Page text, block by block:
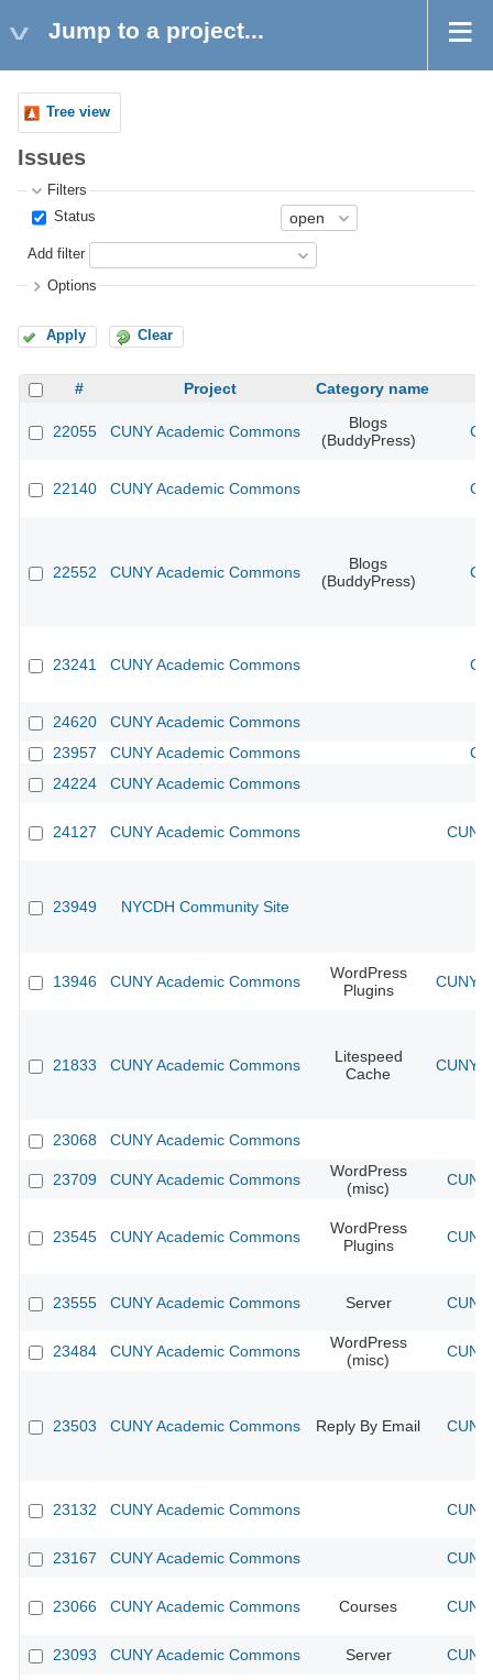
Jump to a project...
Tree view
Issues
Filters
Status
Add filter
Options
Apply Clear
# Project Category name
22055 CUNY Academic Commons
Blogs
(BuddyPress)
22140 CUNY Academic Commons
22552 CUNY Academic Commons
Blogs
(BuddyPress)
23241 CUNY Academic Commons
24620
CUNY Academic Commons
23957
CUNY Academic Commons
24224
CUNY Academic Commons
24127 CUNY Academic Commons
23949 NYCDH Community Site
13946 CUNY Academic Commons
WordPress
Plugins
CUNY
21833 CUNY Academic Commons
Litespeed
Cache
CUNY
23068 CUNY Academic Commons
23709 CUNY Academic Commons
WordPress
(misc)
23545 CUNY Academic Commons
WordPress
Plugins
23555 CUNY Academic Commons Server
23484 CUNY Academic Commons
WordPress
(misc)
23503 CUNY Academic Commons Reply By Email
23132 CUNY Academic Commons
23167 CUNY Academic Commons
23066 CUNY Academic Commons Courses
23093 CUNY Academic Commons Server